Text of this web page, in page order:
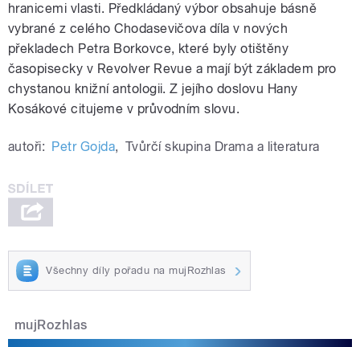
hranicemi vlasti. Předkládaný výbor obsahuje básně
vybrané z celého Chodasevičova díla v nových
překladech Petra Borkovce, které byly otištěny
časopisecky v Revolver Revue a mají být základem pro
chystanou knižní antologii. Z jejího doslovu Hany
Kosákové citujeme v průvodním slovu.
autoři: Petr Gojda, Tvůrčí skupina Drama a literatura
Všechny díly pořadu na mujRozhlas
mujRozhlas